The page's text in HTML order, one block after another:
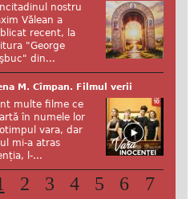
nostru
Vălean a
recent, la
"George
din...
M. Cîmpan. Filmul verii
multe filme ce
în numele lor
vara, dar
mi-a atras
l-...
2 3 4 5 6
7